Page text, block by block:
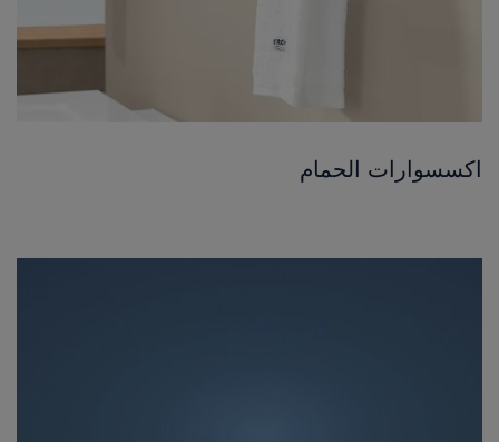
اكسسوارات الحمام